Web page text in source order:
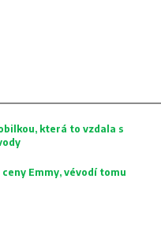
která to vzdala s
Emmy, vévodí tomu